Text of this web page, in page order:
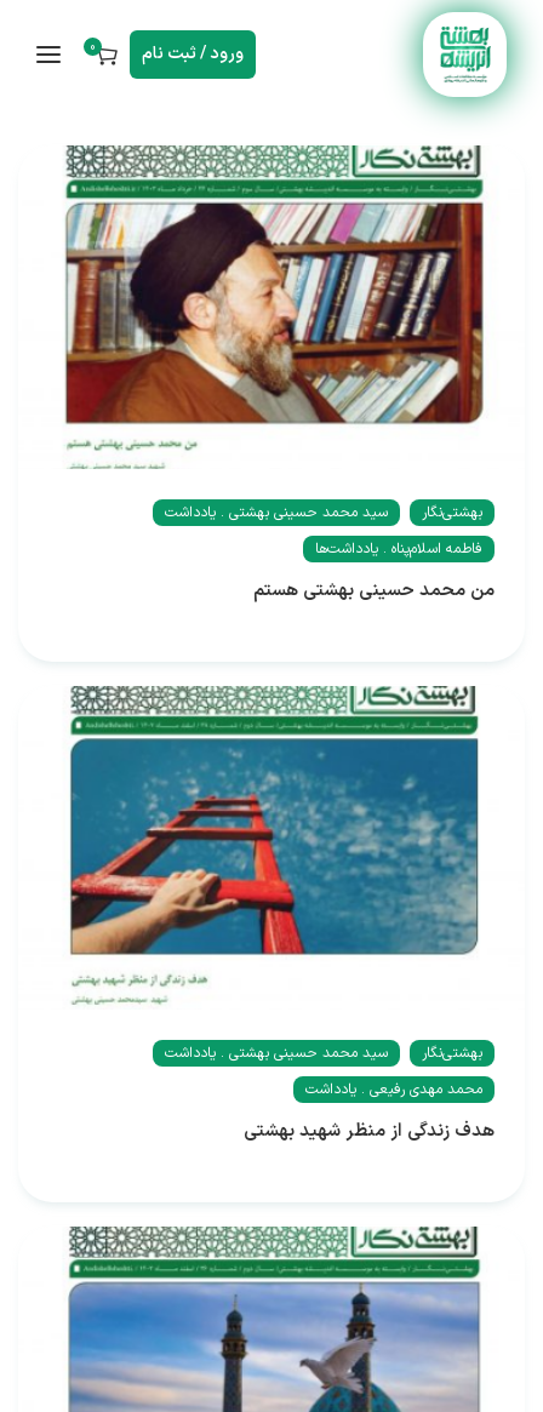
ورود / ثبت نام 0
بهشتی‌نگار
سید محمد حسینی بهشتی . یادداشت
فاطمه اسلام‌پناه . یادداشت‌ها
من محمد حسینی بهشتی هستم
بهشتی‌نگار
سید محمد حسینی بهشتی . یادداشت
محمد مهدی رفیعی . یادداشت
هدف زندگی از منظر شهید بهشتی